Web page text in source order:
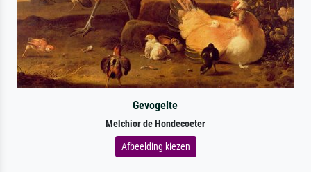
Gevogelte
Melchior de Hondecoeter
Afbeelding kiezen